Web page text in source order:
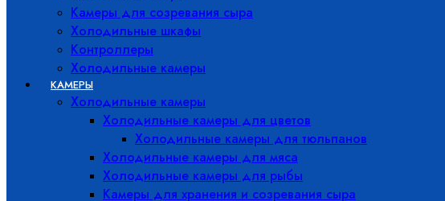
Камеры для созревания сыра
Холодильные шкафы
Контроллеры
Холодильные камеры
КАМЕРЫ
Холодильные камеры
Холодильные камеры для цветов
Холодильные камеры для тюльпанов
Холодильные камеры для мяса
Холодильные камеры для рыбы
Камеры для хранения и созревания сыра